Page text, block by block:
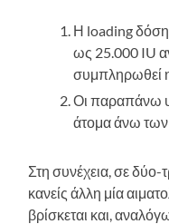
Η loading δόση
ως 25.000 IU
συμπληρωθεί
Οι παραπάνω
άτομα άνω
Στη συνέχεια, σε δύο-
κανείς άλλη μία
βρίσκεται και,